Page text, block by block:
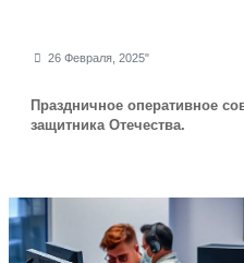
Праздничное оперативное
защитника Отечества.
26 Февраля, 2025"